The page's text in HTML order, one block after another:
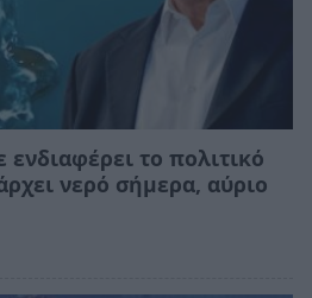
το πολιτικό
νερό σήμερα, αύριο